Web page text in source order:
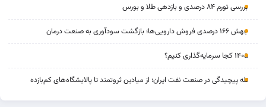
بررسی تورم ۸۴ درصدی و بازدهی طلا و بورس
جهش ۱۶۶ درصدی فروش دارویی‌ها؛ بازگشت سودآوری به صنعت درمان
۱۴۰۵ کجا سرمایه‌گذاری کنیم؟
تله پیچیدگی در صنعت نفت ایران؛ از میادین ثروتمند تا پالایشگاه‌های کم‌بازده